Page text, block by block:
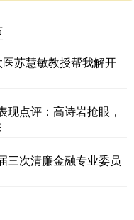
苏慧敏教授帮我解开
点评：高诗岩抢眼，
三次清廉金融专业委员